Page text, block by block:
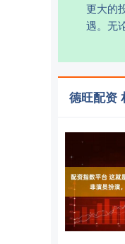
更大的
遇。无
德旺配资